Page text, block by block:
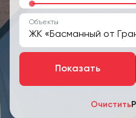
Очистить
Объекты
ЖК «Басманный от
Показать